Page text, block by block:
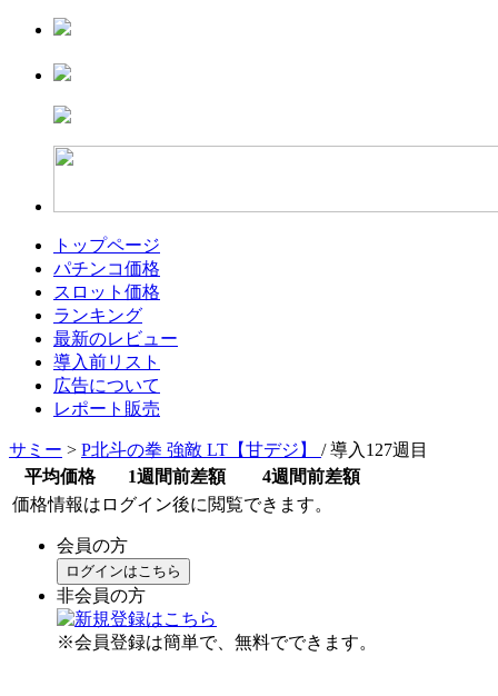
トップページ
パチンコ価格
スロット価格
ランキング
最新のレビュー
導入前リスト
広告について
レポート販売
サミー > P北斗の拳 強敵 LT【甘デジ】 / 導入127週目
平均価格
1週間前差額
4週間前差額
価格情報はログイン後に閲覧できます。
会員の方
ログインはこちら
非会員の方
※会員登録は簡単で、無料でできます。